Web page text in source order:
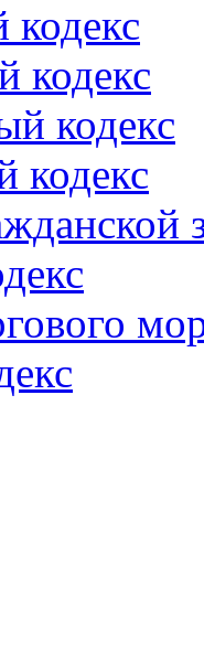
кодекс
кодекс